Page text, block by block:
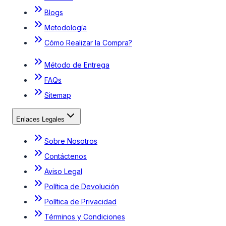
Blogs
Metodología
Cómo Realizar la Compra?
Método de Entrega
FAQs
Sitemap
Enlaces Legales
Sobre Nosotros
Contáctenos
Aviso Legal
Política de Devolución
Política de Privacidad
Términos y Condiciones